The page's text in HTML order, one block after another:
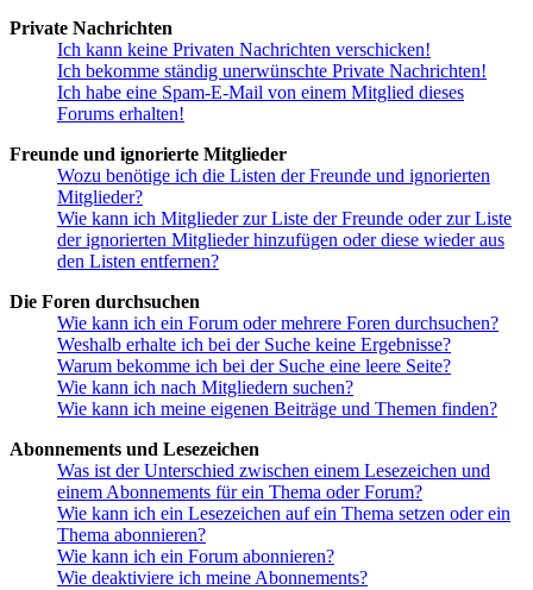
Private Nachrichten
Ich kann keine Privaten Nachrichten verschicken!
Ich bekomme ständig unerwünschte Private Nachrichten!
Ich habe eine Spam-E-Mail von einem Mitglied dieses
Forums erhalten!
Freunde und ignorierte Mitglieder
Wozu benötige ich die Listen der Freunde und ignorierten
Mitglieder?
Wie kann ich Mitglieder zur Liste der Freunde oder zur Liste
der ignorierten Mitglieder hinzufügen oder diese wieder aus
den Listen entfernen?
Die Foren durchsuchen
Wie kann ich ein Forum oder mehrere Foren durchsuchen?
Weshalb erhalte ich bei der Suche keine Ergebnisse?
Warum bekomme ich bei der Suche eine leere Seite?
Wie kann ich nach Mitgliedern suchen?
Wie kann ich meine eigenen Beiträge und Themen finden?
Abonnements und Lesezeichen
Was ist der Unterschied zwischen einem Lesezeichen und
einem Abonnements für ein Thema oder Forum?
Wie kann ich ein Lesezeichen auf ein Thema setzen oder ein
Thema abonnieren?
Wie kann ich ein Forum abonnieren?
Wie deaktiviere ich meine Abonnements?